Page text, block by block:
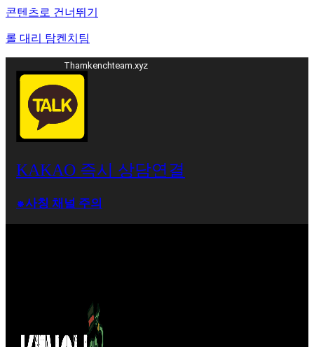
콘텐츠로 건너뛰기
롤 대리 탐켄치팀
Thamkenchteam.xyz
KAKAO 즉시 상담연결
⁕사칭 채널 주의